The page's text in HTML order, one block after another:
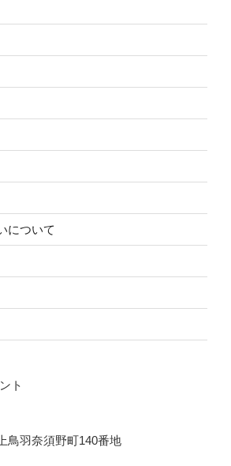
について
ト
鳥羽奈須野町140番地